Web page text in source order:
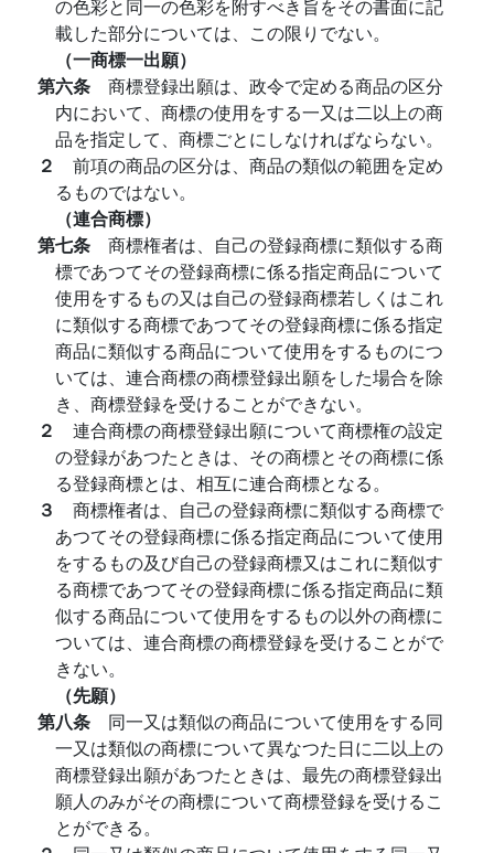
の色彩と同一の色彩を附すべき旨をその書面に記
載した部分については、この限りでない。
（一商標一出願）
第六条 商標登録出願は、政令で定める商品の区分
内において、商標の使用をする一又は二以上の商
品を指定して、商標ごとにしなければならない。
２ 前項の商品の区分は、商品の類似の範囲を定め
るものではない。
（連合商標）
第七条 商標権者は、自己の登録商標に類似する商
標であつてその登録商標に係る指定商品について
使用をするもの又は自己の登録商標若しくはこれ
に類似する商標であつてその登録商標に係る指定
商品に類似する商品について使用をするものにつ
いては、連合商標の商標登録出願をした場合を除
き、商標登録を受けることができない。
２ 連合商標の商標登録出願について商標権の設定
の登録があつたときは、その商標とその商標に係
る登録商標とは、相互に連合商標となる。
３ 商標権者は、自己の登録商標に類似する商標で
あつてその登録商標に係る指定商品について使用
をするもの及び自己の登録商標又はこれに類似す
る商標であつてその登録商標に係る指定商品に類
似する商品について使用をするもの以外の商標に
ついては、連合商標の商標登録を受けることがで
きない。
（先願）
第八条 同一又は類似の商品について使用をする同
一又は類似の商標について異なつた日に二以上の
商標登録出願があつたときは、最先の商標登録出
願人のみがその商標について商標登録を受けるこ
とができる。